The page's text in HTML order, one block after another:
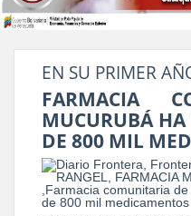
EN SU PRIMER
FARMACIA
MUCURUBÁ
DE 800 MIL